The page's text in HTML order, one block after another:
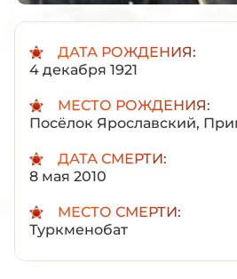
ДАТА РОЖДЕНИЯ:
4 декабря 1921
МЕСТО РОЖДЕНИЯ:
Посёлок Ярославский,
ДАТА СМЕРТИ:
8 мая 2010
МЕСТО СМЕРТИ:
Туркменобат